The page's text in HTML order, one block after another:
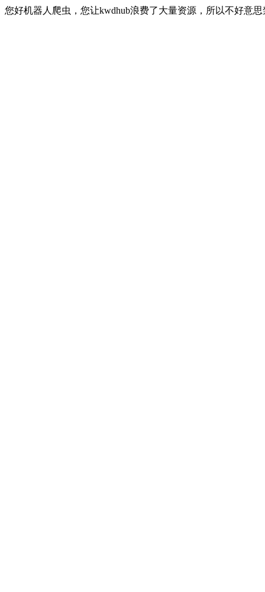
您好机器人爬虫，您让kwdhub浪费了大量资源，所以不好意